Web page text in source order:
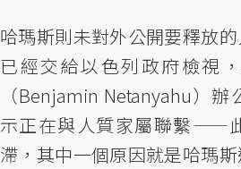
哈瑪斯則未對外公開要釋放
已經交給以色列政府檢視
（Benjamin Netanyahu）
示正在與人質家屬聯繫——
滯，其中一個原因就是哈瑪